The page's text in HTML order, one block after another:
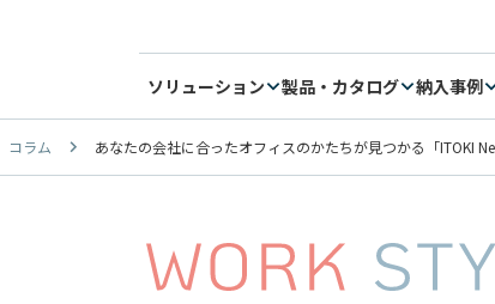
ソリューション 製品・カタログ 納入事例
コラム あなたの会社に合ったオフィスのかたちが見つかる「ITOKI